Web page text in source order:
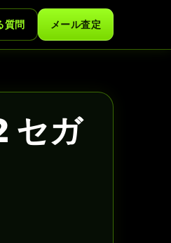
質問 メール査定
セガ